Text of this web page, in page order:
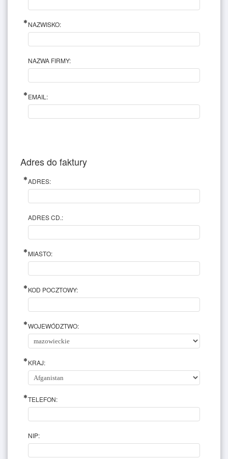
NAZWISKO:
NAZWA FIRMY:
EMAIL:
Adres do faktury
ADRES:
ADRES CD.:
MIASTO:
KOD POCZTOWY:
WOJEWÓDZTWO:
KRAJ:
TELEFON:
NIP: